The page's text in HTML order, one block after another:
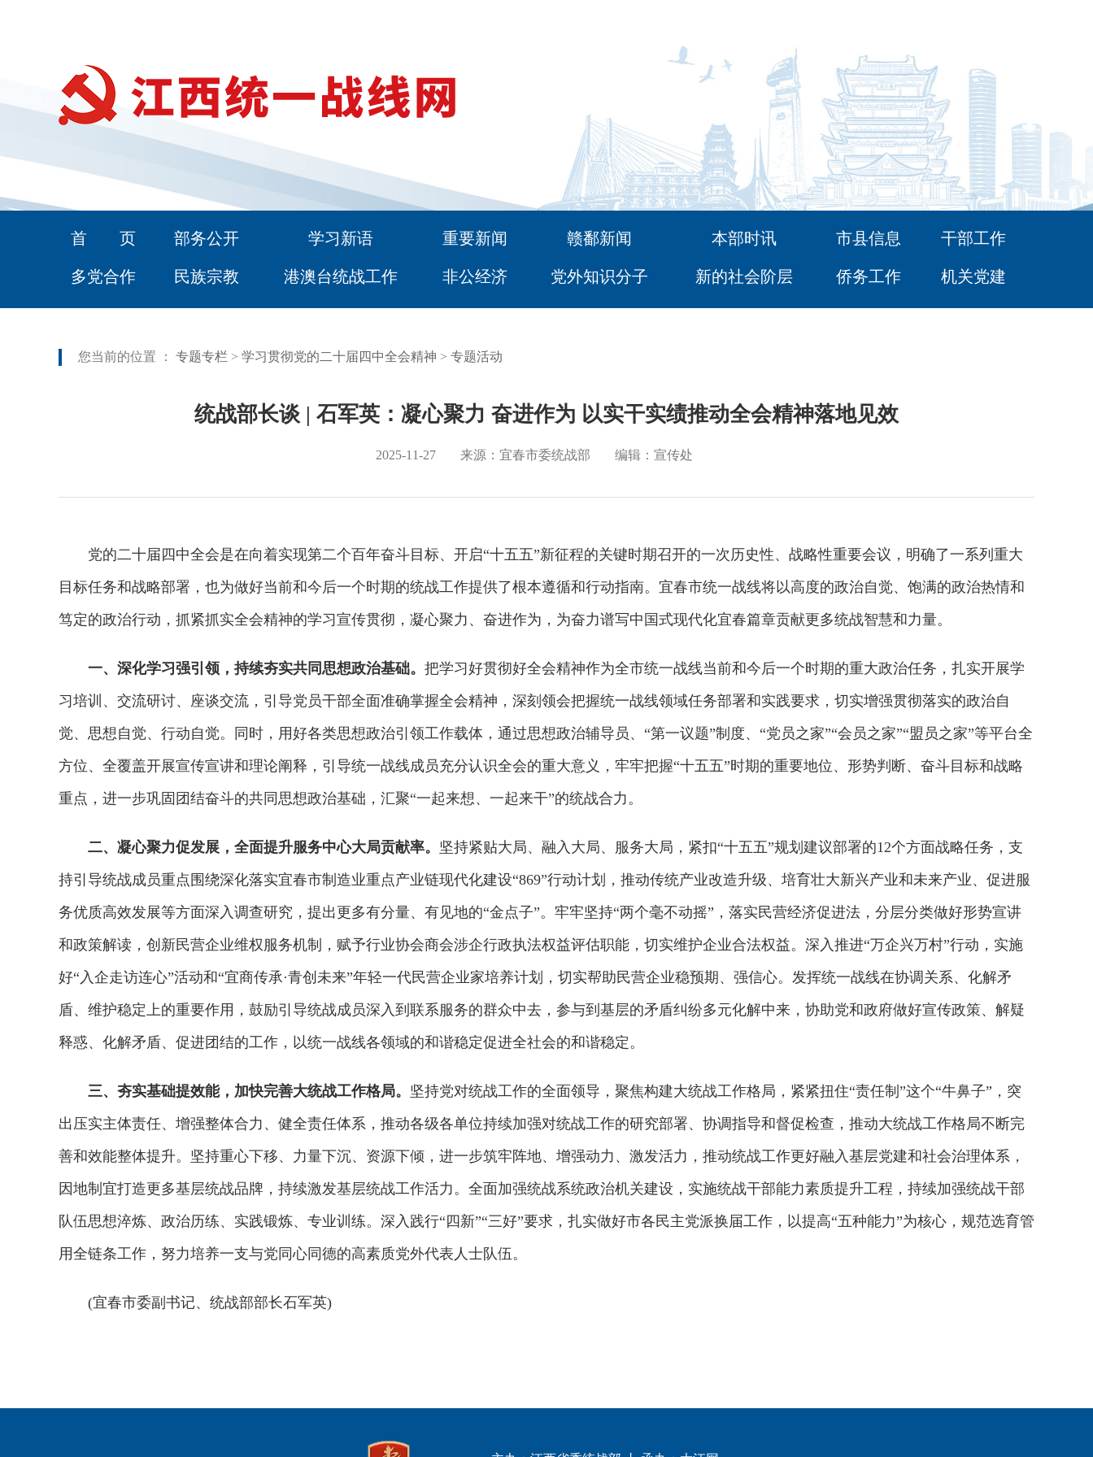
首 页 部务公开 学习新语 重要新闻 赣鄱新闻 本部时讯 市县信息 干部工作
多党合作 民族宗教 港澳台统战工作 非公经济 党外知识分子 新的社会阶层 侨务工作 机关党建
您当前的位置 ： 专题专栏 > 学习贯彻党的二十届四中全会精神 > 专题活动
统战部长谈 | 石军英：凝心聚力 奋进作为 以实干实绩推动全会精神落地见效
2025-11-27 来源：宜春市委统战部 编辑：宣传处
党的二十届四中全会是在向着实现第二个百年奋斗目标、开启“十五五”新征程的关键时期召开的一次历史性、战略性重要会议，明确了一系列重大
目标任务和战略部署，也为做好当前和今后一个时期的统战工作提供了根本遵循和行动指南。宜春市统一战线将以高度的政治自觉、饱满的政治热情和
笃定的政治行动，抓紧抓实全会精神的学习宣传贯彻，凝心聚力、奋进作为，为奋力谱写中国式现代化宜春篇章贡献更多统战智慧和力量。
一、深化学习强引领，持续夯实共同思想政治基础。 把学习好贯彻好全会精神作为全市统一战线当前和今后一个时期的重大政治任务，扎实开展学
习培训、交流研讨、座谈交流，引导党员干部全面准确掌握全会精神，深刻领会把握统一战线领域任务部署和实践要求，切实增强贯彻落实的政治自
觉、思想自觉、行动自觉。同时，用好各类思想政治引领工作载体，通过思想政治辅导员、“第一议题”制度、“党员之家”“会员之家”“盟员之家”等平台全
方位、全覆盖开展宣传宣讲和理论阐释，引导统一战线成员充分认识全会的重大意义，牢牢把握“十五五”时期的重要地位、形势判断、奋斗目标和战略
重点，进一步巩固团结奋斗的共同思想政治基础，汇聚“一起来想、一起来干”的统战合力。
二、凝心聚力促发展，全面提升服务中心大局贡献率。 坚持紧贴大局、融入大局、服务大局，紧扣“十五五”规划建议部署的12个方面战略任务，支
持引导统战成员重点围绕深化落实宜春市制造业重点产业链现代化建设“869”行动计划，推动传统产业改造升级、培育壮大新兴产业和未来产业、促进服
务优质高效发展等方面深入调查研究，提出更多有分量、有见地的“金点子”。牢牢坚持“两个毫不动摇”，落实民营经济促进法，分层分类做好形势宣讲
和政策解读，创新民营企业维权服务机制，赋予行业协会商会涉企行政执法权益评估职能，切实维护企业合法权益。深入推进“万企兴万村”行动，实施
好“入企走访连心”活动和“宜商传承·青创未来”年轻一代民营企业家培养计划，切实帮助民营企业稳预期、强信心。发挥统一战线在协调关系、化解矛
盾、维护稳定上的重要作用，鼓励引导统战成员深入到联系服务的群众中去，参与到基层的矛盾纠纷多元化解中来，协助党和政府做好宣传政策、解疑
释惑、化解矛盾、促进团结的工作，以统一战线各领域的和谐稳定促进全社会的和谐稳定。
三、夯实基础提效能，加快完善大统战工作格局。 坚持党对统战工作的全面领导，聚焦构建大统战工作格局，紧紧扭住“责任制”这个“牛鼻子”，突
出压实主体责任、增强整体合力、健全责任体系，推动各级各单位持续加强对统战工作的研究部署、协调指导和督促检查，推动大统战工作格局不断完
善和效能整体提升。坚持重心下移、力量下沉、资源下倾，进一步筑牢阵地、增强动力、激发活力，推动统战工作更好融入基层党建和社会治理体系，
因地制宜打造更多基层统战品牌，持续激发基层统战工作活力。全面加强统战系统政治机关建设，实施统战干部能力素质提升工程，持续加强统战干部
队伍思想淬炼、政治历练、实践锻炼、专业训练。深入践行“四新”“三好”要求，扎实做好市各民主党派换届工作，以提高“五种能力”为核心，规范选育管
用全链条工作，努力培养一支与党同心同德的高素质党外代表人士队伍。
(宜春市委副书记、统战部部长石军英)